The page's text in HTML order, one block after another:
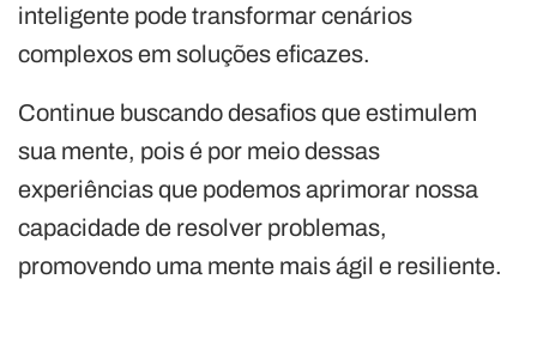
inteligente pode transformar cenários
complexos em soluções eficazes.
Continue buscando desafios que estimulem
sua mente, pois é por meio dessas
experiências que podemos aprimorar nossa
capacidade de resolver problemas,
promovendo uma mente mais ágil e resiliente.